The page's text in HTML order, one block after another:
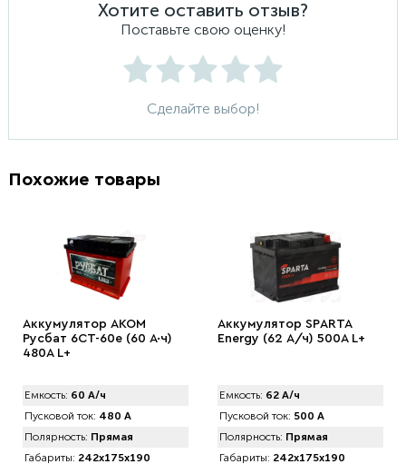
Хотите оставить отзыв?
Поставьте свою оценку!
Сделайте выбор!
Похожие товары
Аккумулятор AKOM
Русбат 6СТ-60е (60 А·ч)
480A L+
Емкость: 60 А/ч
Пусковой ток: 480 А
Полярность: Прямая
Габариты: 242x175x190
Аккумулятор SPАRTA
Energy (62 А/ч) 500A L+
Емкость: 62 А/ч
Пусковой ток: 500 А
Полярность: Прямая
Габариты: 242x175x190